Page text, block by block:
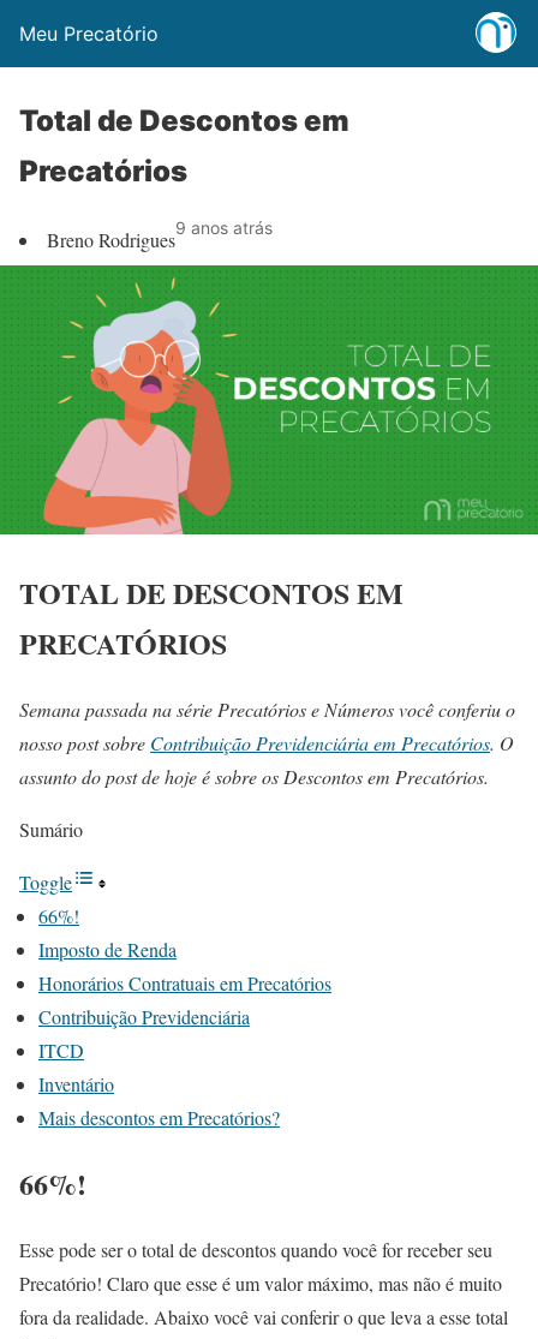
Meu Precatório
Total de Descontos em
Precatórios
Breno Rodrigues9 anos atrás
TOTAL DE DESCONTOS EM
PRECATÓRIOS
Semana passada na série Precatórios e Números você conferiu o
nosso post sobre Contribuição Previdenciária em Precatórios. O
assunto do post de hoje é sobre os Descontos em Precatórios.
Sumário
Toggle
66%!
Imposto de Renda
Honorários Contratuais em Precatórios
Contribuição Previdenciária
ITCD
Inventário
Mais descontos em Precatórios?
66%!
Esse pode ser o total de descontos quando você for receber seu
Precatório! Claro que esse é um valor máximo, mas não é muito
fora da realidade. Abaixo você vai conferir o que leva a esse total